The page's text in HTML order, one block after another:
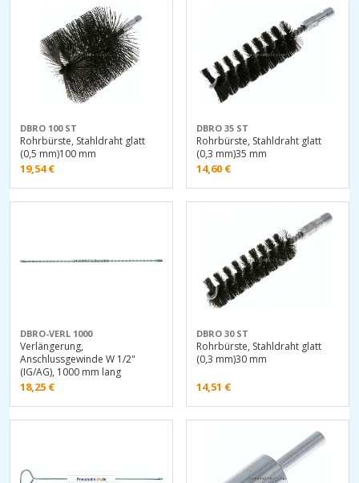
DBRO 100 ST
Rohrbürste, Stahldraht glatt
(0,5 mm)100 mm
19,54€
DBRO 35 ST
Rohrbürste, Stahldraht glatt
(0,3 mm)35 mm
14,60 €
DBRO-VERL 1000
Verlängerung,
Anschlussgewinde W 1/2"
(IG/AG), 1000 mm lang
18,25 €
DBRO 30 ST
Rohrbürste, Stahldraht glatt
(0,3 mm)30 mm
14,51 €